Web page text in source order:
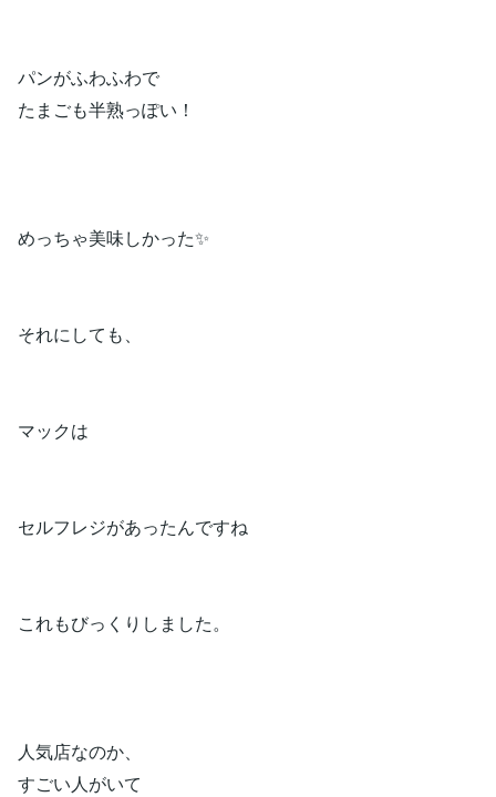
パンがふわふわで
たまごも半熟っぽい！
めっちゃ美味しかった✨
それにしても、
マックは
セルフレジがあったんですね
これもびっくりしました。
人気店なのか、
すごい人がいて